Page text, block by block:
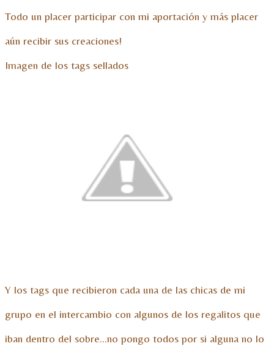
Todo un placer participar con mi aportación y más placer
aún recibir sus creaciones!
Imagen de los tags sellados
Y los tags que recibieron cada una de las chicas de mi
grupo en el intercambio con algunos de los regalitos que
iban dentro del sobre…no pongo todos por si alguna no lo